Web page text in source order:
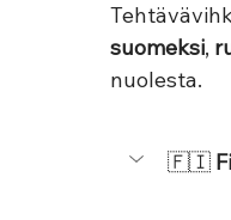
suomeksi,
nuolesta.
🇫🇮